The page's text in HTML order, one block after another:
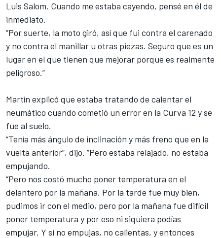
Luis Salom. Cuando me estaba cayendo, pensé en él de
inmediato.
“Por suerte, la moto giró, así que fui contra el carenado
y no contra el manillar u otras piezas. Seguro que es un
lugar en el que tienen que mejorar porque es realmente
peligroso.”
Martín explicó que estaba tratando de calentar el
neumático cuando cometió un error en la Curva 12 y se
fue al suelo.
“Tenía más ángulo de inclinación y más freno que en la
vuelta anterior”, dijo. “Pero estaba relajado, no estaba
empujando.
“Pero nos costó mucho poner temperatura en el
delantero por la mañana. Por la tarde fue muy bien,
pudimos ir con el medio, pero por la mañana fue difícil
poner temperatura y por eso ni siquiera podías
empujar. Y si no empujas, no calientas, y entonces